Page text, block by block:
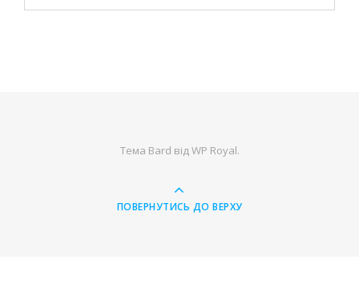
Тема Bard відWP Royal.
ПОВЕРНУТИСЬ ДО ВЕРХУ